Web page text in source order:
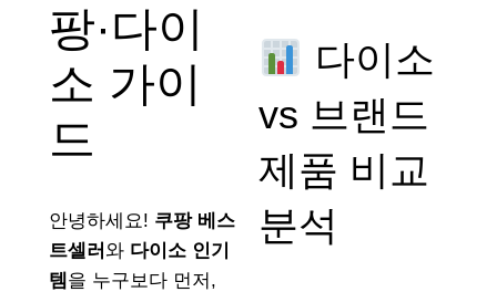
팡·다이
소 가이
드
안녕하세요! 쿠팡 베스
트셀러 와 다이소 인기
템 을 누구보다 먼저,
다이소
vs 브랜드
제품 비교
분석